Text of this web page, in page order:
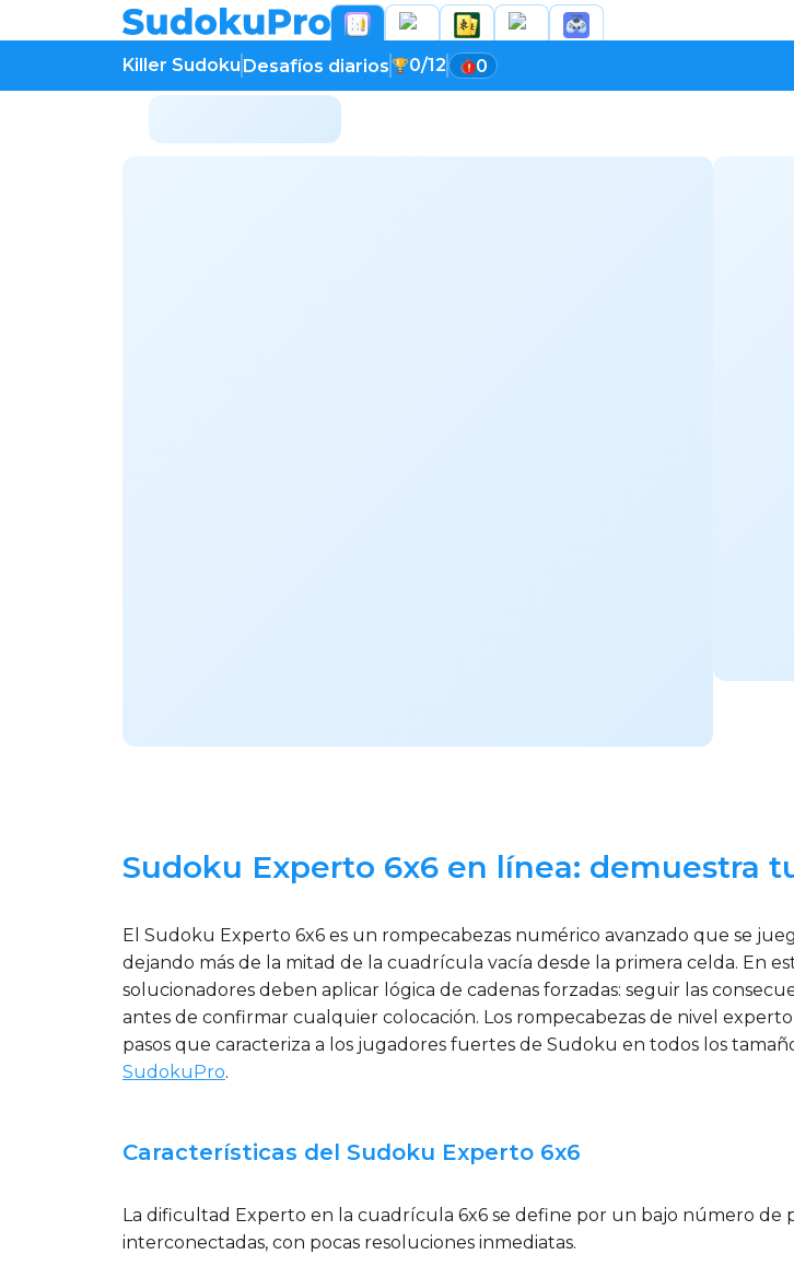
Killer Sudoku Desafíos diarios 0/12 0
Sudoku Experto 6x6 en línea: demuestra
El Sudoku Experto 6x6 es un rompecabezas numérico avanzado que se
dejando más de la mitad de la cuadrícula vacía desde la primera celda. En
solucionadores deben aplicar lógica de cadenas forzadas: seguir las
antes de confirmar cualquier colocación. Los rompecabezas de nivel
pasos que caracteriza a los jugadores fuertes de Sudoku en todos los
SudokuPro.
Características del Sudoku Experto 6x6
La dificultad Experto en la cuadrícula 6x6 se define por un bajo número de
interconectadas, con pocas resoluciones inmediatas.